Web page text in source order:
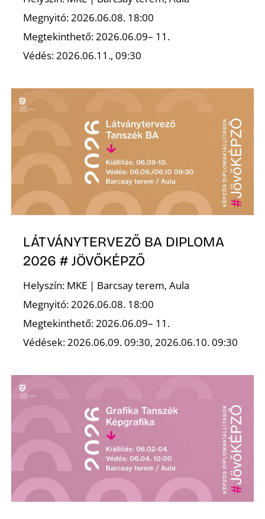
Megnyitó: 2026.06.08. 18:00
Megtekinthető: 2026.06.09– 11.
Védés: 2026.06.11., 09:30
LÁTVÁNYTERVEZŐ BA DIPLOMA
2026 # JÖVŐKÉPZŐ
Helyszín: MKE | Barcsay terem, Aula
Megnyitó: 2026.06.08. 18:00
Megtekinthető: 2026.06.09– 11.
Védések: 2026.06.09. 09:30, 2026.06.10. 09:30